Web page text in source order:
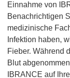
Einnahme von
Benachrichtigen
medizinische
Infektion haben,
Fieber. Während
Blut
IBRANCE auf